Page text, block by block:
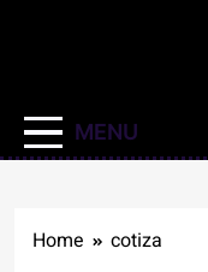
MENU
Home cotiza